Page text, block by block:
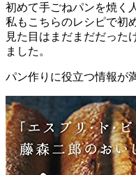
初めて手ごねパンを焼く
私もこちらのレシピで初
見た目はまだまだだった
ました。
パン作りに役立つ情報が